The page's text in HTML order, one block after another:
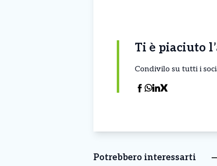
Ti è piaciuto
Condivilo su tutti i
Potrebbero interessarti